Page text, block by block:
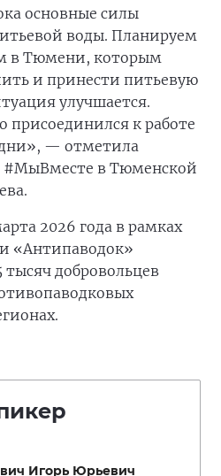
основные силы
воды. Планируем
в Тюмени, которым
и принести питьевую
улучшается.
присоединился к работе
— отметила
#МыВместе в Тюменской
2026 года в рамках
«Антипаводок»
добровольцев
Игорь Юрьевич